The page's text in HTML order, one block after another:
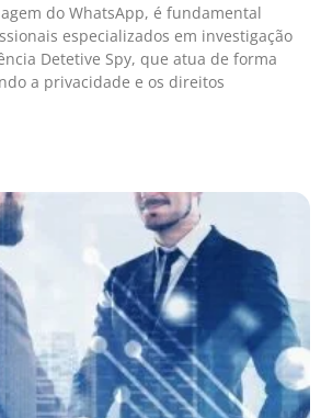
do WhatsApp, é fundamental
especializados em investigação
Detetive Spy, que atua de forma
a privacidade e os direitos